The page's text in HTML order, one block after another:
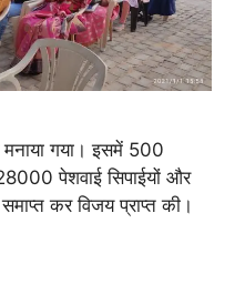
मनाया गया। इसमें 500
28000 पेशवाई सिपाईयों और
कर विजय प्राप्त की।